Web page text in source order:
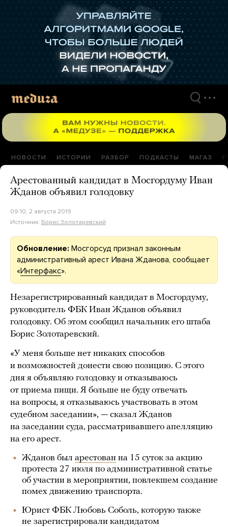
НОВОСТИ ИСТОРИИ РАЗБОР ПОДКАСТЫ МАГАЗ
Арестованный кандидат в Мосгордуму Иван
Жданов объявил голодовку
09:10, 2 августа 2019
Источник: Борис Золотаревский
Обновление: Мосгорсуд признал законным
административный арест Ивана Жданова, сообщает
«Интерфакс».
Незарегистрированный кандидат в Мосгордуму,
руководитель ФБК Иван Жданов объявил
голодовку. Об этом сообщил начальник его штаба
Борис Золотаревский.
«У меня больше нет никаких способов
и возможностей донести свою позицию. С этого
дня я объявляю голодовку и отказываюсь
от приема пищи. Я больше не буду отвечать
на вопросы, я отказываюсь участвовать в этом
судебном заседании», — сказал Жданов
на заседании суда, рассматривавшего апелляцию
на его арест.
Жданов был арестован на 15 суток за акцию
протеста 27 июля по административной статье
об участии в мероприятии, повлекшем создание
помех движению транспорта.
Юрист ФБК Любовь Соболь, которую также
не зарегистрировали кандидатом